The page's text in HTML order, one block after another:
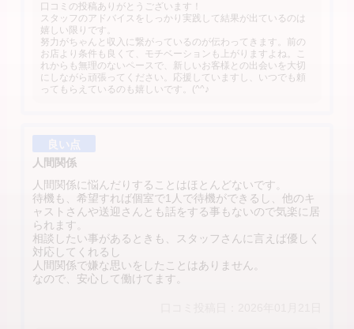
口コミの投稿ありがとうございます！
スタッフのアドバイスをしっかり実践して結果が出ているのは
嬉しい限りです。
努力がちゃんと収入に繋がっているのが伝わってきます。前の
お店より条件も良くて、モチベーションも上がりますよね。こ
れからも無理のないペースで、新しいお客様との出会いを大切
にしながら頑張ってください。応援していますし、いつでも頼
ってもらえているのも嬉しいです。(^^♪
良い点
人間関係
人間関係に悩んだりすることはほとんどないです。
待機も、希望すれば個室で1人で待機ができるし、他のキ
ャストさんや送迎さんとも話をする事もないので気楽に居
られます。
相談したい事があるときも、スタッフさんに言えば優しく
対応してくれるし
人間関係で嫌な思いをしたことはありません。
なので、安心して働けてます。